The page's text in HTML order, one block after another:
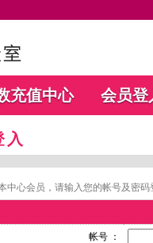
充值中心 会员登
入
中心会员，请输入您的帐号及密
帐号 ：